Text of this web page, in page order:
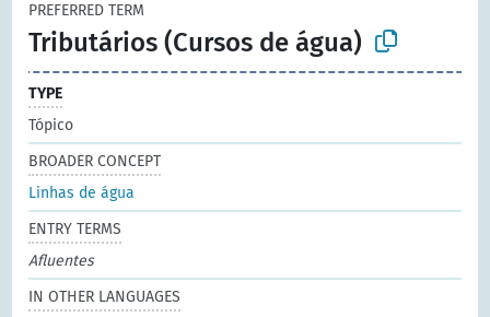
PREFERRED TERM
Tributários (Cursos de água)
TYPE
Tópico
BROADER CONCEPT
Linhas de água
ENTRY TERMS
Afluentes
IN OTHER LANGUAGES